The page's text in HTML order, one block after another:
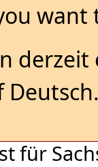
want
derzeit
für